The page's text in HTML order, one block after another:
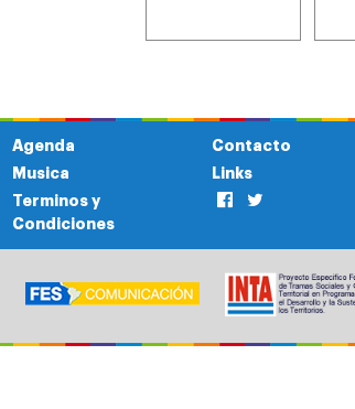
Agenda
Musica
Terminos y
Condiciones
Contacto
Links